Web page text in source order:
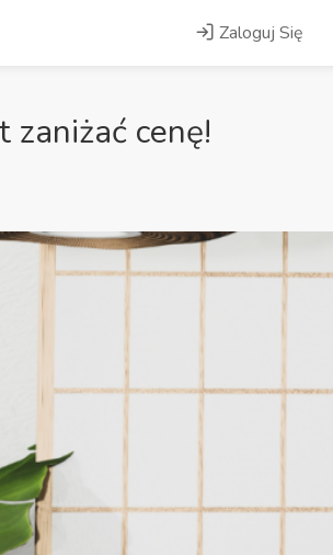
Zaloguj Się
zaniżać cenę!